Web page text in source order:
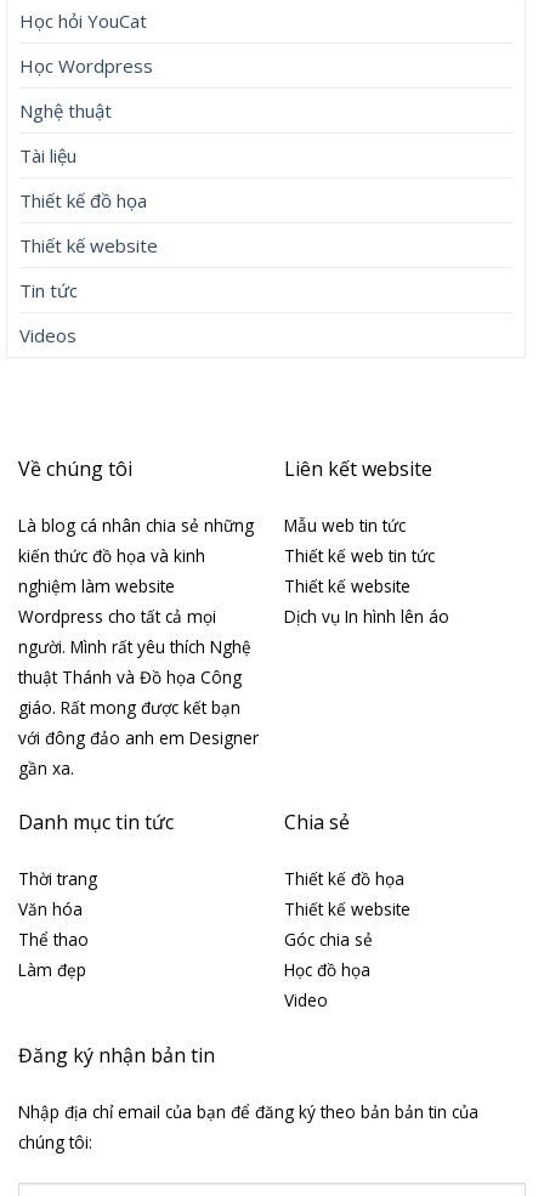
Học hỏi YouCat
Học Wordpress
Nghệ thuật
Tài liệu
Thiết kế đồ họa
Thiết kế website
Tin tức
Videos
Về chúng tôi
Là blog cá nhân chia sẻ những
kiến thức đồ họa và kinh
nghiệm làm website
Wordpress cho tất cả mọi
người. Mình rất yêu thích Nghệ
thuật Thánh và Đồ họa Công
giáo. Rất mong được kết bạn
với đông đảo anh em Designer
gần xa.
Liên kết website
Mẫu web tin tức
Thiết kế web tin tức
Thiết kế website
Dịch vụ In hình lên áo
Danh mục tin tức
Thời trang
Văn hóa
Thể thao
Làm đẹp
Chia sẻ
Thiết kế đồ họa
Thiết kế website
Góc chia sẻ
Học đồ họa
Video
Đăng ký nhận bản tin
Nhập địa chỉ email của bạn để đăng ký theo bản bản tin của
chúng tôi: